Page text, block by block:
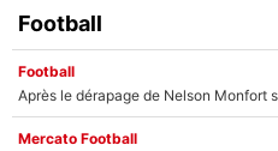
Football
Football
Mercato Football